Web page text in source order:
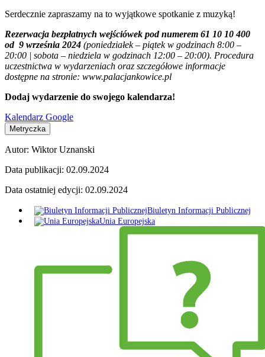
Serdecznie zapraszamy na to wyjątkowe spotkanie z muzyką!
Rezerwacja bezpłatnych wejściówek pod numerem 61 10 10 400
od 9 września 2024 (poniedziałek – piątek w godzinach 8:00 –
20:00 | sobota – niedziela w godzinach 12:00 – 20:00). Procedura
uczestnictwa w wydarzeniach oraz szczegółowe informacje
dostępne na stronie: www.palacjankowice.pl
Dodaj wydarzenie do swojego kalendarza!
Kalendarz Google
Metryczka
Autor: Wiktor Uznanski
Data publikacji: 02.09.2024
Data ostatniej edycji: 02.09.2024
Biuletyn Informacji Publicznej
Unia Europejska